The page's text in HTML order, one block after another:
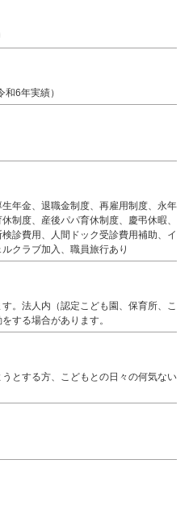
6年実績）
年金、退職金制度、再雇用制度、永年
制度、産後パパ育休制度、慶弔休暇、
診費用、人間ドック受診費用補助、イ
クラブ加入、職員旅行あり
。法人内（認定こども園、保育所、こ
する場合があります。
とする方、こどもとの日々の何気ない